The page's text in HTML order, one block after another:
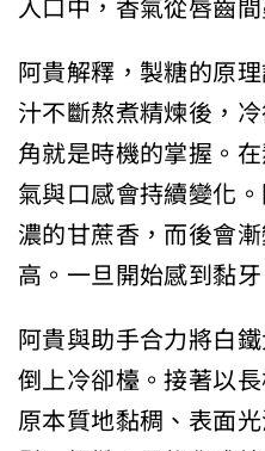
阿貴解釋，製糖的原
汁不斷熬煮精煉後，
角就是時機的掌握。
氣與口感會持續變化
濃的甘蔗香，而後會
高。一旦開始感到黏
阿貴與助手合力將白
倒上冷卻檯。接著以
原本質地黏稠、表面